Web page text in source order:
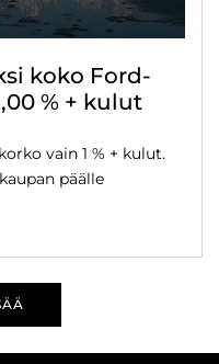
koko Ford-
% + kulut
vain 1 % + kulut.
päälle